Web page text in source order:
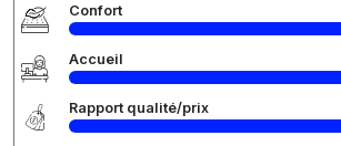
Confort
Accueil
Rapport qualité/prix